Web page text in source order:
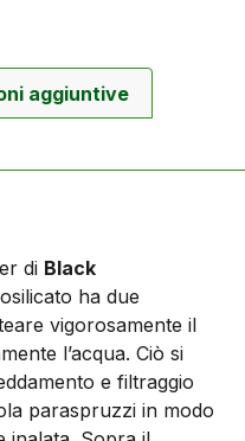
aggiuntive
di Black
ha due
vigorosamente il
l’acqua. Ciò si
e filtraggio
paraspruzzi in modo